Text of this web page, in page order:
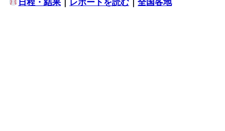
日程・結果｜ レポートを読む ｜全国各地